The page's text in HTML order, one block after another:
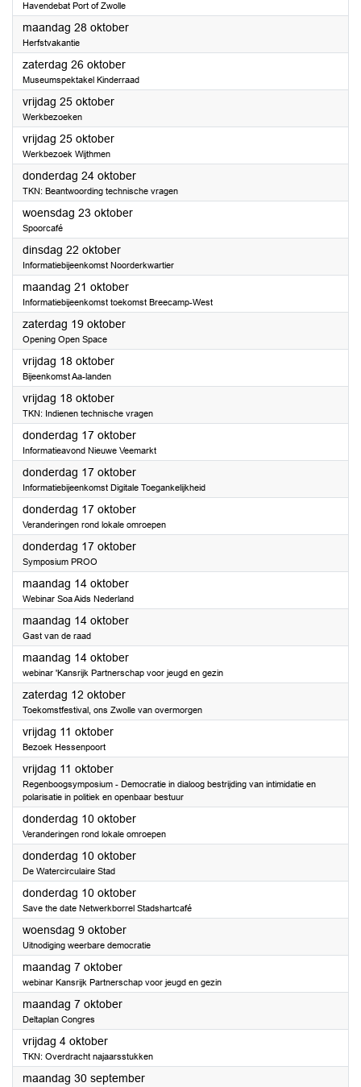
Havendebat Port of Zwolle
maandag 28 oktober2024
Herfstvakantie
zaterdag 26 oktober2024
Museumspektakel Kinderraad
vrijdag 25 oktober2024
Werkbezoeken
vrijdag 25 oktober2024
Werkbezoek Wijthmen
donderdag 24 oktober2024
TKN: Beantwoording technische vragen
woensdag 23 oktober2024
Spoorcafé
dinsdag 22 oktober2024
Informatiebijeenkomst Noorderkwartier
maandag 21 oktober2024
Informatiebijeenkomst toekomst Breecamp-West
zaterdag 19 oktober2024
Opening Open Space
vrijdag 18 oktober2024
Bijeenkomst Aa-landen
vrijdag 18 oktober2024
TKN: Indienen technische vragen
donderdag 17 oktober2024
Informatieavond Nieuwe Veemarkt
donderdag 17 oktober2024
Informatiebijeenkomst Digitale Toegankelijkheid
donderdag 17 oktober2024
Veranderingen rond lokale omroepen
donderdag 17 oktober2024
Symposium PROO
maandag 14 oktober2024
Webinar Soa Aids Nederland
maandag 14 oktober2024
Gast van de raad
maandag 14 oktober2024
webinar 'Kansrijk Partnerschap voor jeugd en gezin
zaterdag 12 oktober2024
Toekomstfestival, ons Zwolle van overmorgen
vrijdag 11 oktober2024
Bezoek Hessenpoort
vrijdag 11 oktober2024
Regenboogsymposium - Democratie in dialoog bestrijding van intimidatie en
polarisatie in politiek en openbaar bestuur
donderdag 10 oktober2024
Veranderingen rond lokale omroepen
donderdag 10 oktober2024
De Watercirculaire Stad
donderdag 10 oktober2024
Save the date Netwerkborrel Stadshartcafé
woensdag 9 oktober2024
Uitnodiging weerbare democratie
maandag 7 oktober2024
webinar Kansrijk Partnerschap voor jeugd en gezin
maandag 7 oktober2024
Deltaplan Congres
vrijdag 4 oktober2024
TKN: Overdracht najaarsstukken
maandag 30 september2024